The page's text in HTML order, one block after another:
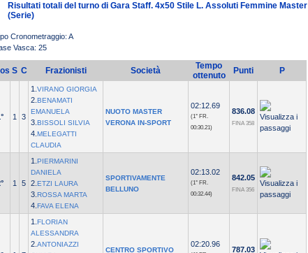
Risultati totali del turno di Gara Staff. 4x50 Stile L. Assoluti Femmine Master
(Serie)
Cronometraggio: A
Vasca: 25
S C Frazionisti Società
Tempo
ottenuto
Punti P
1 3
1. VIRANO GIORGIA
2. BENAMATI
EMANUELA
3. BISSOLI SILVIA
4. MELEGATTI
CLAUDIA
NUOTO MASTER
VERONA IN-SPORT
02:12.69
(1° FR.
00:30.21)
836.08
FINA 358
1 5
1. PIERMARINI
DANIELA
2. ETZI LAURA
3. ROSSA MARTA
4. FAVA ELENA
SPORTIVAMENTE
BELLUNO
02:13.02
(1° FR.
00:32.44)
842.05
FINA 356
1. FLORIAN
ALESSANDRA
2. ANTONIAZZI
CENTRO SPORTIVO
02:20.96
787.03